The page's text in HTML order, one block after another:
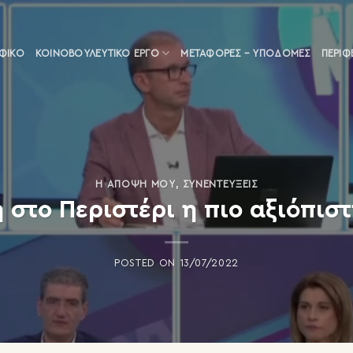
ΚΟΙΝΟΒΟΥΛΕΥΤΙΚΌ ΈΡΓΟ ΜΕΤΑΦΟΡΈΣ – ΥΠΟΔΟΜΈΣ
Η ΆΠΟΨΗ ΜΟΥ, ΣΥΝΕΝΤΕΎΞΕΙΣ
Περιστέρι η πιο
POSTED ON 13/07/2022